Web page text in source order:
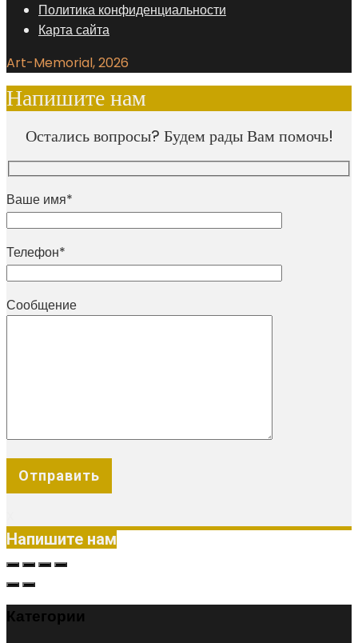
Политика конфиденциальности
Карта сайта
Art-Memorial, 2026
Напишите нам
Остались вопросы? Будем рады Вам помочь!
Ваше имя*
Телефон*
Сообщение
Напишите нам
Категории